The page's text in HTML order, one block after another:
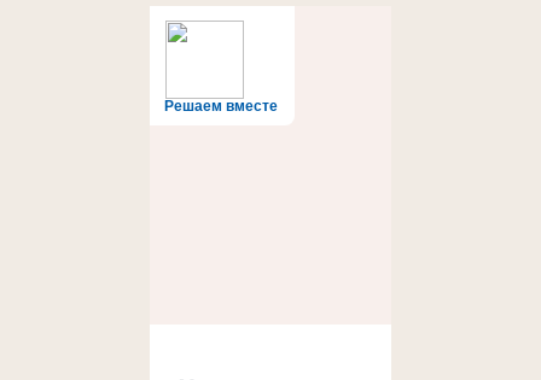
Решаем вместе